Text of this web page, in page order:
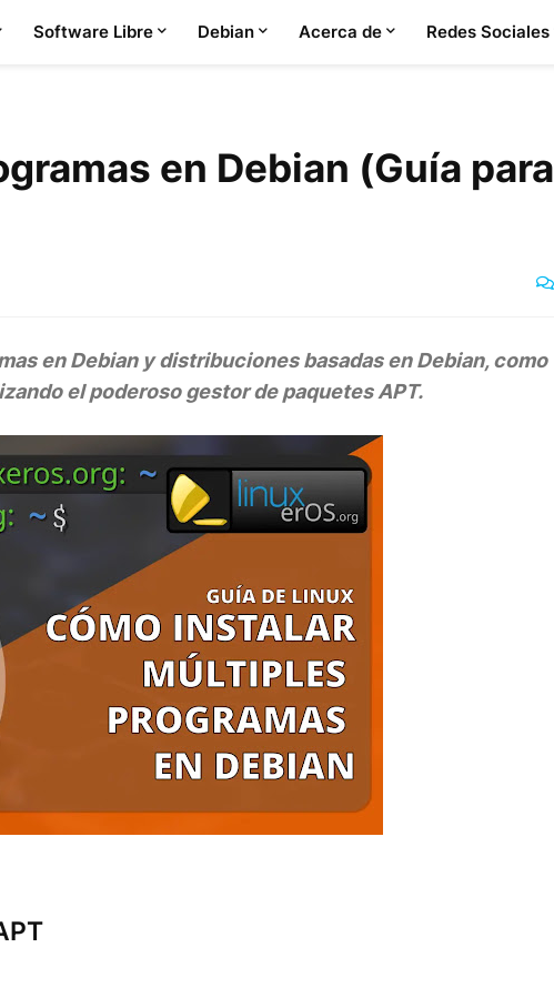
Software Libre Debian Acerca de Redes Sociales
en Debian (Guía para
en Debian y distribuciones basadas en Debian, como
el poderoso gestor de paquetes APT.